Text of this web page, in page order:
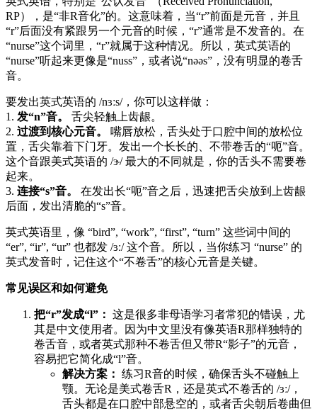
RP），是“非R音化”的。这意味着，当“r”前面是元音，并且
“r”后面没有紧跟另一个元音的时候，“r”通常是不发音的。在
“nurse”这个词里，“r”就属于这种情况。所以，英式英语的
“nurse”听起来更像是“nuss”，或者说“nəəs”，没有明显的卷舌
音。
要发出英式英语的 /nɜːs/，你可以这样做：
1. 发“n”音。
舌尖轻触上齿龈。
2. 过渡到核心元音。
嘴唇放松，舌头处于口腔中间的放松位
置，舌尖靠着下门牙。发出一个长长的、不带卷舌的“呃”音。
这个音跟美式英语的 /ɝ/ 最大的不同就是，你的舌头不需要卷
起来。
3. 连接“s”音。
在发出长“呃”音之后，迅速把舌尖放到上齿龈
后面，发出清脆的“s”音。
英式英语里，像 “bird”, “work”, “first”, “turn” 这些词中间的
“er”, “ir”, “ur” 也都发 /ɜː/ 这个音。所以，当你练习 “nurse” 的
英式发音时，记住这个“不卷舌”的核心元音是关键。
常见误区和如何避免
把“r”发成“l”： 这是很多非母语学习者常犯的错误，尤
其是中文使用者。因为中文里没有像英语R那样独特的
卷舌音，或者英式那种不卷舌但又带R“影子”的元音，
容易把它简化成“l”音。
解决方案： 练习R音的时候，确保舌头不碰触上
颚。无论是美式卷舌R，还是英式不卷舌的 /ɜː/，
舌头都是在口腔中部悬空的，或者舌尖朝后卷曲但